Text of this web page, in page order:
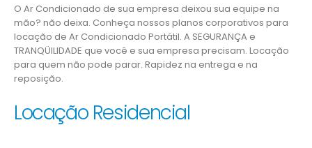
O Ar Condicionado de sua empresa deixou sua equipe na
mão? não deixa. Conheça nossos planos corporativos para
locação de Ar Condicionado Portátil. A SEGURANÇA e
TRANQÜILIDADE que você e sua empresa precisam. Locação
para quem não pode parar. Rapidez na entrega e na
reposição.
Locação Residencial